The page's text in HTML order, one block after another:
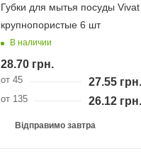
Губки для мытья посуды Vivat
крупнопористые 6 шт
В наличии
28.70 грн.
от 45 27.55 грн.
от 135 26.12 грн.
Відправимо завтра